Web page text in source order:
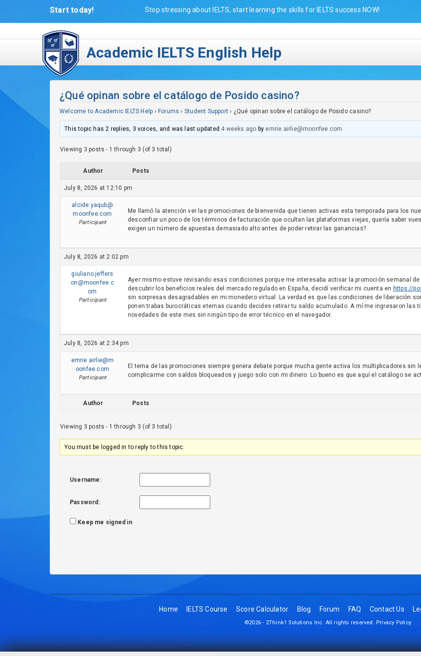
Start today! Stop stressing about IELTS, start learning the skills for IELTS success NOW!
Academic IELTS English Help
¿Qué opinan sobre el catálogo de Posido casino?
Welcome to Academic IELTS Help › Forums › Student Support › ¿Qué opinan sobre el catálogo de Posido casino?
This topic has 2 replies, 3 voices, and was last updated 4 weeks ago by emrie.airlie@moonfee.com.
Viewing 3 posts - 1 through 3 (of 3 total)
Author Posts
July 8, 2026 at 12:10 pm
alcide.yaqub@
moonfee.com
Participant
Me llamó la atención ver las promociones de bienvenida que tienen activas esta temporada para los
desconfiar un poco de los términos de facturación que ocultan las plataformas viejas, quería saber
exigen un número de apuestas demasiado alto antes de poder retirar las ganancias?
July 8, 2026 at 2:02 pm
giuliano.jeffers
on@moonfee.c
om
Participant
Ayer mismo estuve revisando esas condiciones porque me interesaba activar la promoción semanal
descubrir los beneficios reales del mercado regulado en España, decidí verificar mi cuenta en httрs://
sin sorpresas desagradables en mi monedero virtual. La verdad es que las condiciones de liberación
ponen trabas burocráticas eternas cuando decides retirar tu saldo acumulado. A mí me ingresaron las
novedades de este mes sin ningún tipo de error técnico en el navegador.
July 8, 2026 at 2:34 pm
emrie.airlie@m
oonfee.com
Participant
El tema de las promociones siempre genera debate porque mucha gente activa los multiplicadores sin
complicarme con saldos bloqueados y juego solo con mi dinero. Lo bueno es que aquí el catálogo se
Author Posts
Viewing 3 posts - 1 through 3 (of 3 total)
You must be logged in to reply to this topic.
Username:
Password:
Keep me signed in
Home IELTS Course Score Calculator Blog Forum FAQ Contact Us
©2026 - 2Think1 Solutions Inc. All rights reserved. Privacy Policy